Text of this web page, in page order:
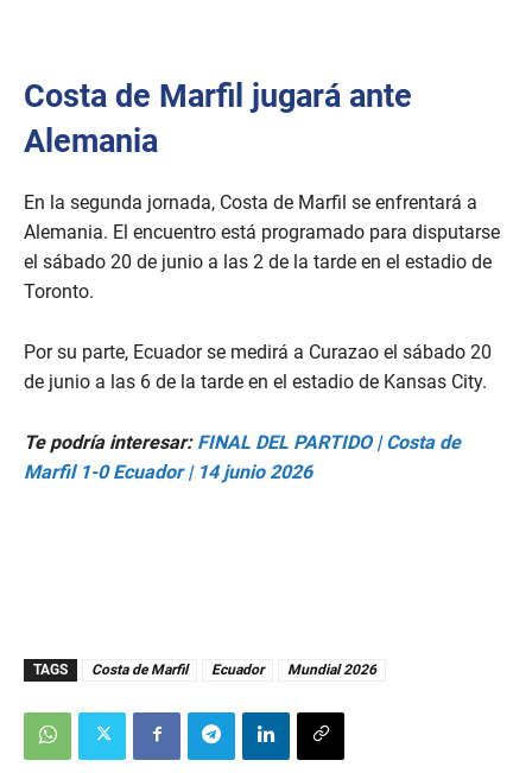
s
Costa de Marfil jugará ante
Alemania
En la segunda jornada, Costa de Marfil se enfrentará a
Alemania. El encuentro está programado para disputarse
el sábado 20 de junio a las 2 de la tarde en el estadio de
Toronto.
Por su parte, Ecuador se medirá a Curazao el sábado 20
de junio a las 6 de la tarde en el estadio de Kansas City.
Te podría interesar: FINAL DEL PARTIDO | Costa de
Marfil 1-0 Ecuador | 14 junio 2026
TAGS Costa de Marfil Ecuador Mundial 2026